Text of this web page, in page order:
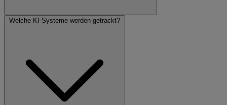
Welche KI-Systeme werden getrackt?